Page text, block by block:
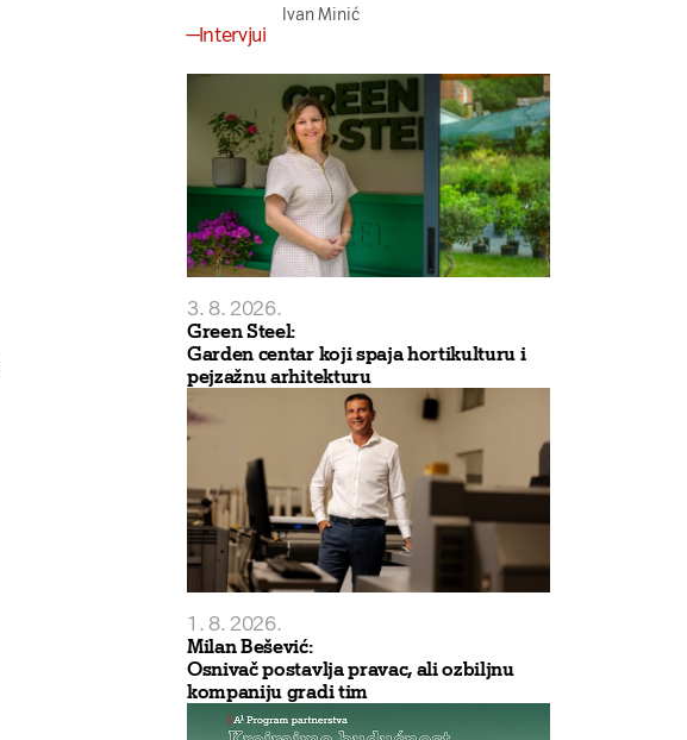
Ivan Minić
Intervjui
3. 8. 2026.
Green Steel:
Garden centar koji spaja hortikulturu i
pejzažnu arhitekturu
1. 8. 2026.
Milan Bešević:
Osnivač postavlja pravac, ali ozbiljnu
kompaniju gradi tim